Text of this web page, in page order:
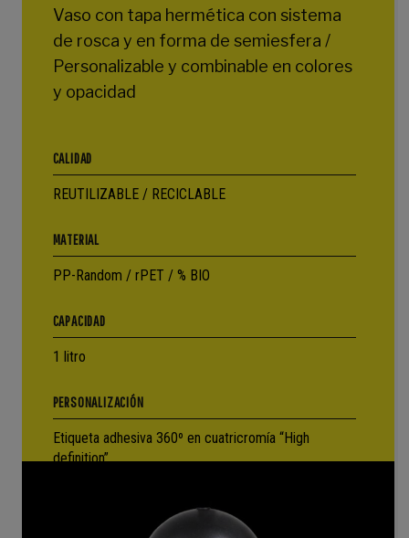
Vaso con tapa hermética con sistema
de rosca y en forma de semiesfera /
Personalizable y combinable en colores
y opacidad
CALIDAD
REUTILIZABLE / RECICLABLE
MATERIAL
PP-Random / rPET / % BIO
CAPACIDAD
1 litro
PERSONALIZACIÓN
Etiqueta adhesiva 360º en cuatricromía “High
definition”